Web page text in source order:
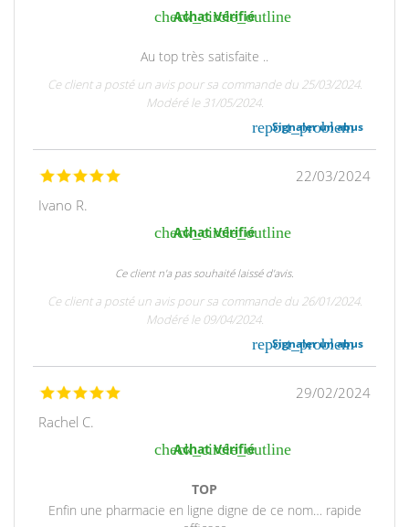
check_circle_outline
Achat Vérifié
Au top très satisfaite ..
Ce client a posté un avis pour sa commande du 25/03/2024.
Modéré le 31/05/2024.
report_problem
Signaler un abus
22/03/2024
Ivano R.
check_circle_outline
Achat Vérifié
Ce client n'a pas souhaité laissé d'avis.
Ce client a posté un avis pour sa commande du 26/01/2024.
Modéré le 09/04/2024.
report_problem
Signaler un abus
29/02/2024
Rachel C.
check_circle_outline
Achat Vérifié
TOP
Enfin une pharmacie en ligne digne de ce nom… rapide